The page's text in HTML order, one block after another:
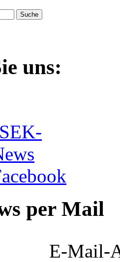
uns:
per Mail
E-Mail-